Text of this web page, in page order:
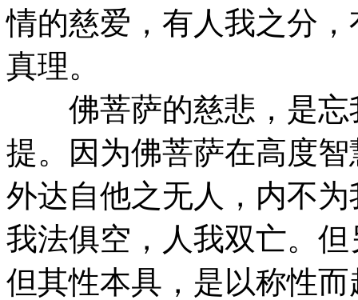
情的慈爱，有人我之分
真理。
佛菩萨的慈悲，是忘
提。因为佛菩萨在高度
外达自他之无人，内不
我法俱空，人我双亡。
但其性本具，是以称性